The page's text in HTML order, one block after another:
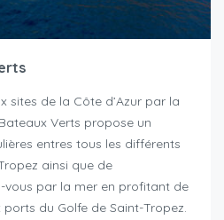
sites de la Côte d’Azur par la
Verts propose un
entres tous les différents
ainsi que de
vous par la mer en profitant de
du Golfe de Saint-Tropez.